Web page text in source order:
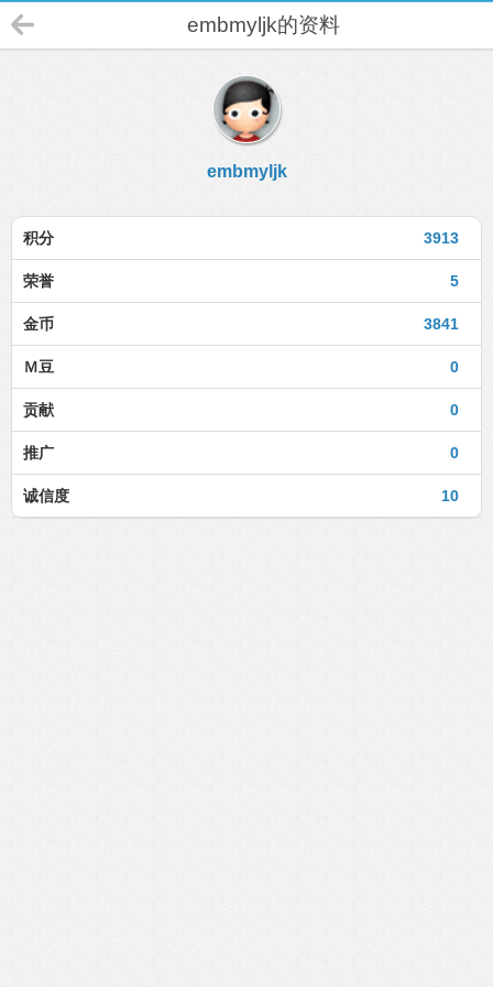
embmyljk的资料
embmyljk
3913
积分
5
荣誉
3841
金币
0
Ｍ豆
0
贡献
0
推广
10
诚信度